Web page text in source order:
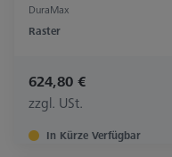
DuraMax
Raster
624,80 €
zzgl. USt.
In Kürze Verfügbar